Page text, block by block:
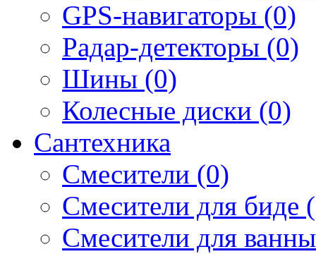
GPS-навигаторы (0)
Радар-детекторы (0)
Шины (0)
Колесные диски (0)
Сантехника
Смесители (0)
Смесители для биде
Смесители для